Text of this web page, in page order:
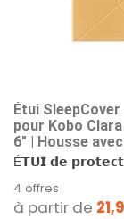
Étui
pour Kobo
6" | Housse
Support 2
Végan |
Clara Colour et
É𝗧𝗨𝗜 𝗱𝗲
4 offres
à partir de